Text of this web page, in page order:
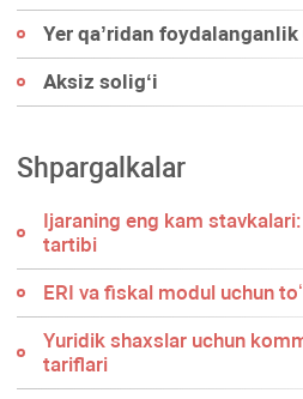
Yer qa’ridan
Aksiz soligʻi
Shpargalkalar
Ijaraning eng kam
tartibi
ERI va fiskal modul uchun
Yuridik shaхslar uchun
tariflari